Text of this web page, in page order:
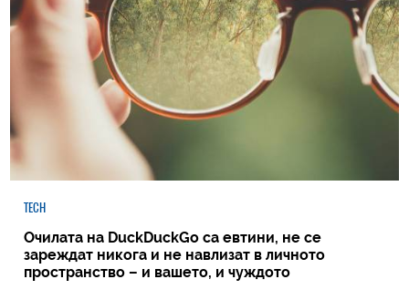
TECH
Очилата на DuckDuckGo са евтини, не се
зареждат никога и не навлизат в личното
пространство – и вашето, и чуждото